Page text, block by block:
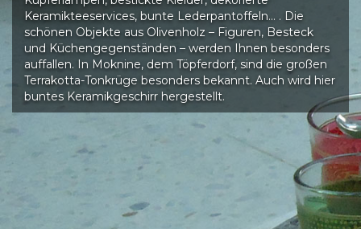
Keramikteeservices, bunte Lederpantoffeln… . Die
schönen Objekte aus Olivenholz – Figuren, Besteck
und Küchengegenständen – werden Ihnen besonders
auffallen. In Moknine, dem Töpferdorf, sind die großen
Terrakotta-Tonkrüge besonders bekannt. Auch wird hier
buntes Keramikgeschirr hergestellt.